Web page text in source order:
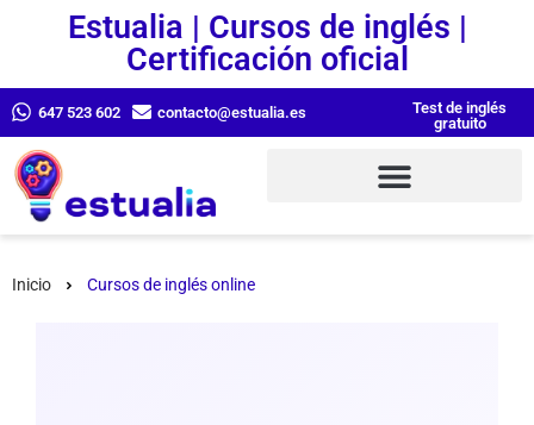
Estualia | Cursos de inglés |
Certificación oficial
647 523 602 contacto@estualia.es
Test de inglés
gratuito
Inicio Cursos de inglés online